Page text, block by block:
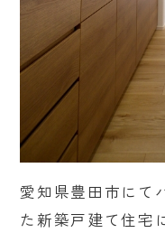
愛知県豊田市にて
た新築戸建て住宅